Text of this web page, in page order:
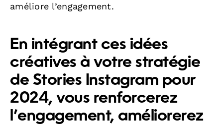
améliore l’engagement.
En intégrant ces idées
créatives à votre stratégie
de Stories Instagram pour
2024, vous renforcerez
l’engagement, améliorerez